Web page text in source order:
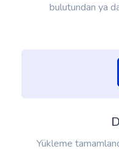
bulutundan ya
Yükleme